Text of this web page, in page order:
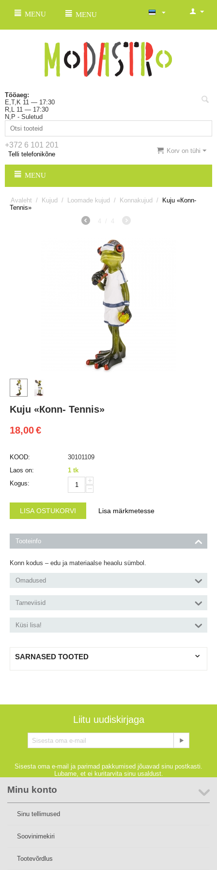
MENU MENU
Tööaeg:
E,T,K 11 — 17:30
R,L 11 — 17:30
N,P - Suletud
+372 6 101 201
Telli telefonikõne Korv on tühi
MENU
Avaleht / Kujud / Loomade kujud / Konnakujud /
Kuju «Кonn-
Tennis»
/
Kuju «Кonn- Tennis»
18,00€
KOOD:
30101109
Laos on:
1 tk
Kogus:
+
−
LISA OSTUKORVI Lisa märkmetesse
Tooteinfo
Konn kodus – edu ja materiaalse heaolu sümbol.
Omadused
Tarneviisid
Küsi lisa!
SARNASED TOOTED
Liitu uudiskirjaga
Sisesta oma e-mail ja parimad pakkumised jõuavad sinu postkasti.
Lubame, et ei kuritarvita sinu usaldust.
Minu konto
Sinu tellimused
Soovinimekiri
Tootevõrdlus